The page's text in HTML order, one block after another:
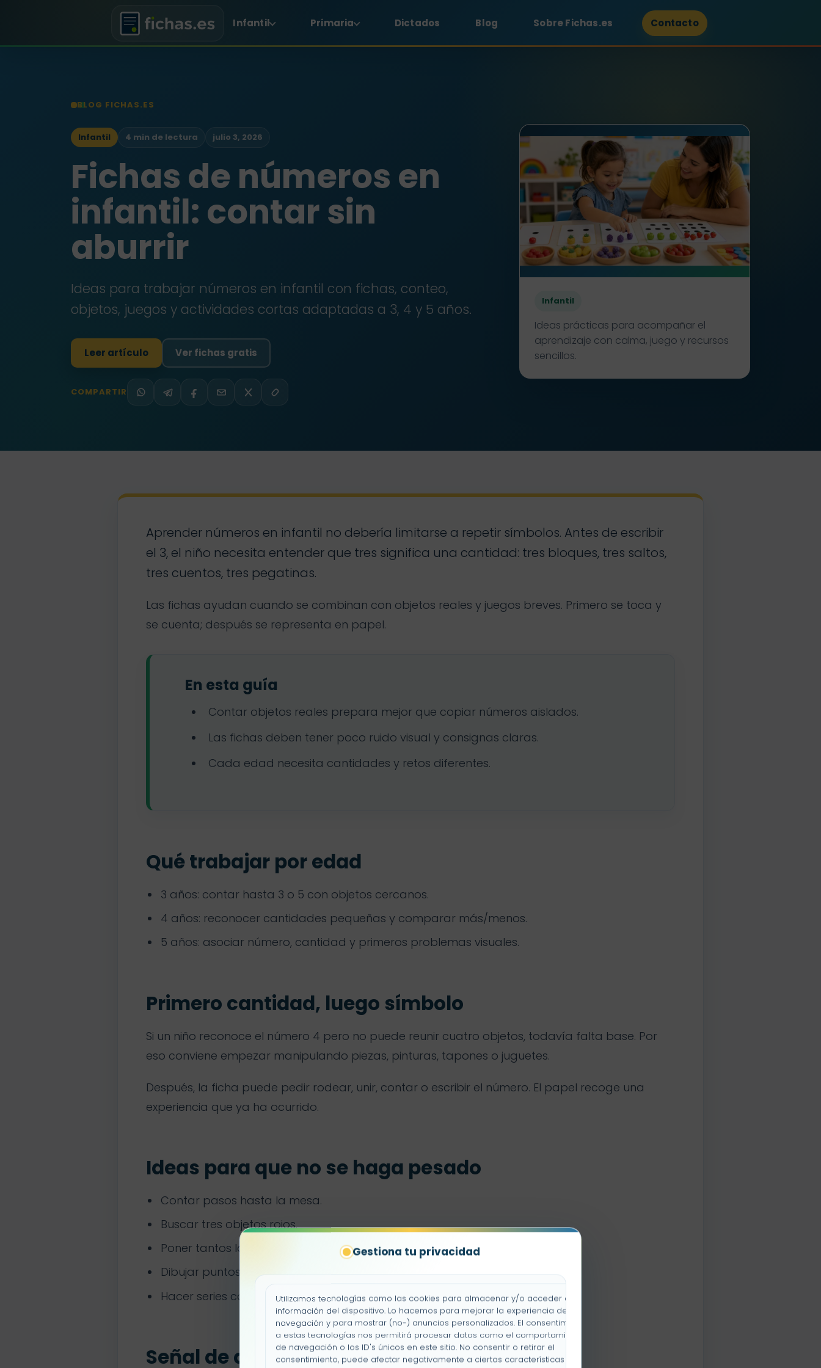
Gestiona tu privacidad
Utilizamos tecnologías como las cookies para almacenar y/o acceder a la
información del dispositivo. Lo hacemos para mejorar la experiencia de
navegación y para mostrar (no-) anuncios personalizados. El consentimiento
a estas tecnologías nos permitirá procesar datos como el comportamiento
de navegación o los ID's únicos en este sitio. No consentir o retirar el
consentimiento, puede afectar negativamente a ciertas características y
Infantil Primaria Dictados Blog Sobre Fichas.es Contacto
BLOG FICHAS.ES
Infantil 4 min de lectura julio 3, 2026
Fichas de números en
infantil: contar sin
aburrir
Ideas para trabajar números en infantil con fichas, conteo,
objetos, juegos y actividades cortas adaptadas a 3, 4 y 5 años.
Leer artículo Ver fichas gratis
COMPARTIR WhatsAppTelegramFacebookEmailX Copiar
Infantil
Ideas prácticas para acompañar el
aprendizaje con calma, juego y recursos
sencillos.
Aprender números en infantil no debería limitarse a repetir símbolos. Antes de escribir
el 3, el niño necesita entender que tres significa una cantidad: tres bloques, tres saltos,
tres cuentos, tres pegatinas.
Las fichas ayudan cuando se combinan con objetos reales y juegos breves. Primero se toca y
se cuenta; después se representa en papel.
En esta guía
Contar objetos reales prepara mejor que copiar números aislados.
Las fichas deben tener poco ruido visual y consignas claras.
Cada edad necesita cantidades y retos diferentes.
Qué trabajar por edad
3 años: contar hasta 3 o 5 con objetos cercanos.
4 años: reconocer cantidades pequeñas y comparar más/menos.
5 años: asociar número, cantidad y primeros problemas visuales.
Primero cantidad, luego símbolo
Si un niño reconoce el número 4 pero no puede reunir cuatro objetos, todavía falta base. Por
eso conviene empezar manipulando piezas, pinturas, tapones o juguetes.
Después, la ficha puede pedir rodear, unir, contar o escribir el número. El papel recoge una
experiencia que ya ha ocurrido.
Ideas para que no se haga pesado
Contar pasos hasta la mesa.
Buscar tres objetos rojos.
Poner tantos lápices como indica una tarjeta.
Dibujar puntos antes de escribir el número.
Hacer series con colores y formas.
Señal de que la ficha funciona